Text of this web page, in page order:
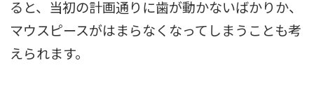
ると、当初の計画通りに歯が動かないばかりか、
マウスピースがはまらなくなってしまうことも考
えられます。